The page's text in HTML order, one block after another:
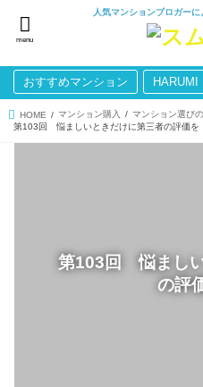
人気マンションブロガーに
menu
おすすめマンション HARUMI
HOME マンション購入
マンション選び
第103回 悩ましいときだけに第三者の評価を
第103回 悩まし
の評